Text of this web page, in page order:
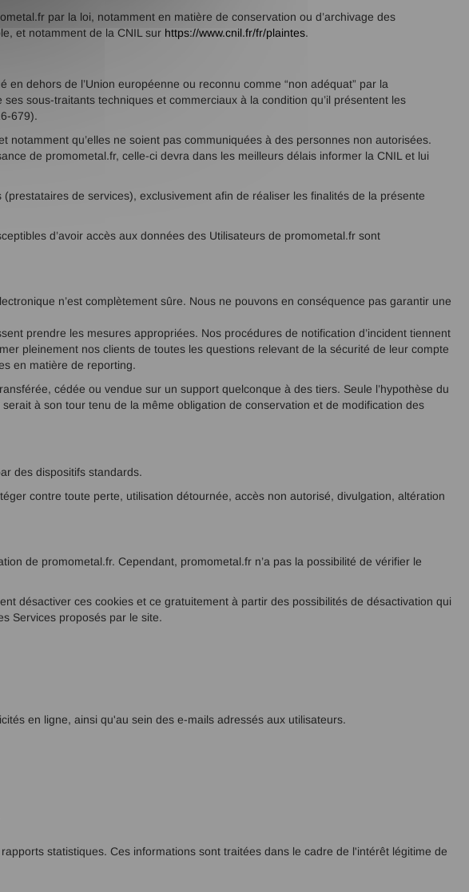
par la loi, notamment en matière de conservation ou d’archivage des
et notamment de la CNIL sur https://www.cnil.fr/fr/plaintes.
dehors de l’Union européenne ou reconnu comme “non adéquat” par la
sous-traitants techniques et commerciaux à la condition qu’il présentent les
679).
qu’elles ne soient pas communiquées à des personnes non autorisées.
de promometal.fr, celle-ci devra dans les meilleurs délais informer la CNIL et lui
de services), exclusivement afin de réaliser les finalités de la présente
d’avoir accès aux données des Utilisateurs de promometal.fr sont
n’est complètement sûre. Nous ne pouvons en conséquence pas garantir une
prendre les mesures appropriées. Nos procédures de notification d’incident tiennent
pleinement nos clients de toutes les questions relevant de la sécurité de leur compte
en matière de reporting.
cédée ou vendue sur un support quelconque à des tiers. Seule l’hypothèse du
à son tour tenu de la même obligation de conservation et de modification des
des dispositifs standards.
contre toute perte, utilisation détournée, accès non autorisé, divulgation, altération
de promometal.fr. Cependant, promometal.fr n’a pas la possibilité de vérifier le
désactiver ces cookies et ce gratuitement à partir des possibilités de désactivation qui
Services proposés par le site.
en ligne, ainsi qu'au sein des e-mails adressés aux utilisateurs.
statistiques. Ces informations sont traitées dans le cadre de l'intérêt légitime de